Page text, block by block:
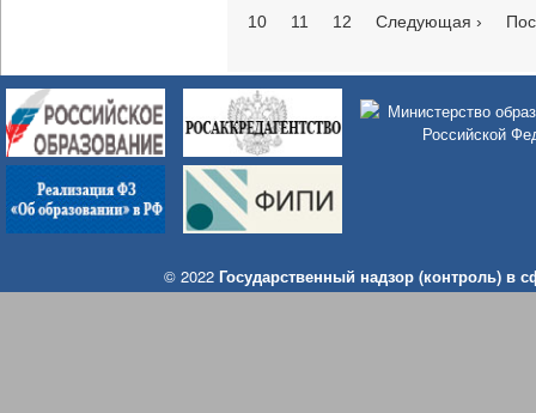
10
11 12 Следующая ›
© 2022 Государственный надзор (контроль) в